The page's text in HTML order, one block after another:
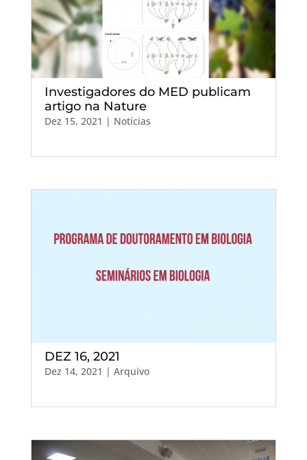
Investigadores do MED publicam
artigo na Nature
Dez 15, 2021 | Notícias
DEZ 16, 2021
Dez 14, 2021 | Arquivo